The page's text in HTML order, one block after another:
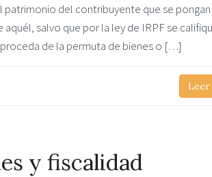
patrimonio del contribuyente que se
salvo que por la ley de IRPF se
de la permuta de bienes o […]
Leer
y fiscalidad